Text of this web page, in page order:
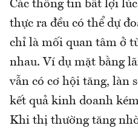
Các thông tin bất lợi
thực ra đều có thể dự
chỉ là mối quan tâm ở
nhau. Ví dụ mặt bằng
vẫn có cơ hội tăng, làn
kết quả kinh doanh
Khi thị thường tăng